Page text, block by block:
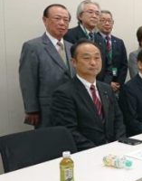
ご意見・メール